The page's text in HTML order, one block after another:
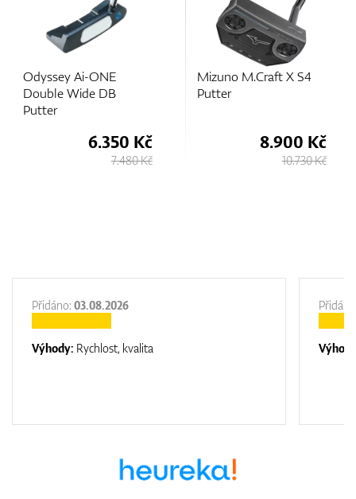
Dárkové poukazy
Odyssey Ai-ONE
Double Wide DB
Putter
6.350 Kč
7.480 Kč
Mizuno M.Craft X S4
Putter
8.900 Kč
10.730 Kč
Přidáno: 03.08.2026
Výhody: Rychlost, kvalita